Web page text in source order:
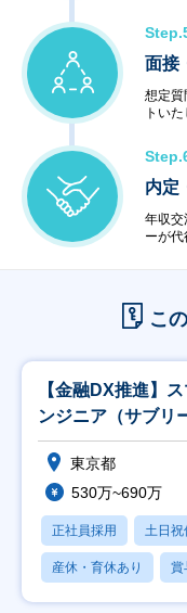
面接
想定質
トいた
内定
年収交
ーが代
こ
【金融DX推進】
ンジニア（サブリ
東京都
530万~690万
正社員採用 土日祝
産休・育休あり 賞